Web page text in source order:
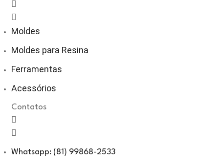
Moldes
Moldes para Resina
Ferramentas
Acessórios
Contatos
Whatsapp: (81) 99868-2533